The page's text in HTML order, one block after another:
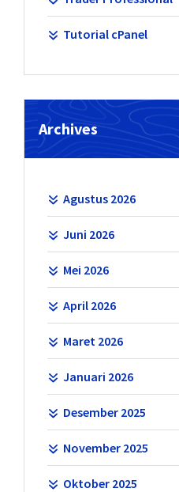
Tutorial cPanel
Archives
Agustus 2026
Juni 2026
Mei 2026
April 2026
Maret 2026
Januari 2026
Desember 2025
November 2025
Oktober 2025